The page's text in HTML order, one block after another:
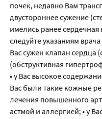
почек, недавно Вам
двустороннее сужение
имелись ранее
следуйте указаниям
Вас сужен клапан
(обструктивная
• у Вас высокое
Вас были такие кожные
лечения повышенного
астмой и аллергией; • у